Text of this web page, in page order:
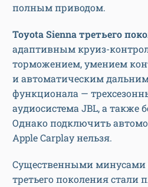
полным приводом.
Toyota Sienna третьего
адаптивным круиз-
торможением, умением
и автоматическим
функционала —
аудиосистема JBL, а также
Однако подключить
Apple Carplay нельзя.
Существенными минусами
третьего поколения стали